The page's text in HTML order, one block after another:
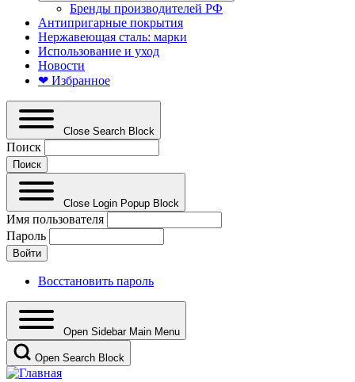
Бренды производителей РФ
Антипригарные покрытия
Нержавеющая сталь: марки
Использование и уход
Новости
❤ Избранное
Close Search Block
Поиск
Close Login Popup Block
Имя пользователя
Пароль
Восстановить пароль
Open Sidebar Main Menu
Open Search Block